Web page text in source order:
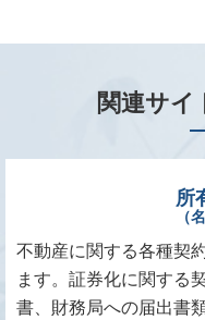
関連サイ
所
（
不動産に関する各種契
ます。証券化に関する
書、財務局への届出書